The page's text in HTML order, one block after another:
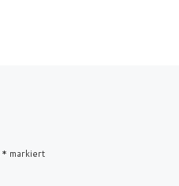
* markiert